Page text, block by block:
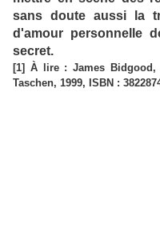
sans doute aussi la
d'amour personnelle
secret.
[1] À lire : James Bidgood,
Taschen, 1999, ISBN :